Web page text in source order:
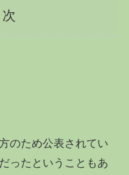
次
のため公表されてい
ったということもあ